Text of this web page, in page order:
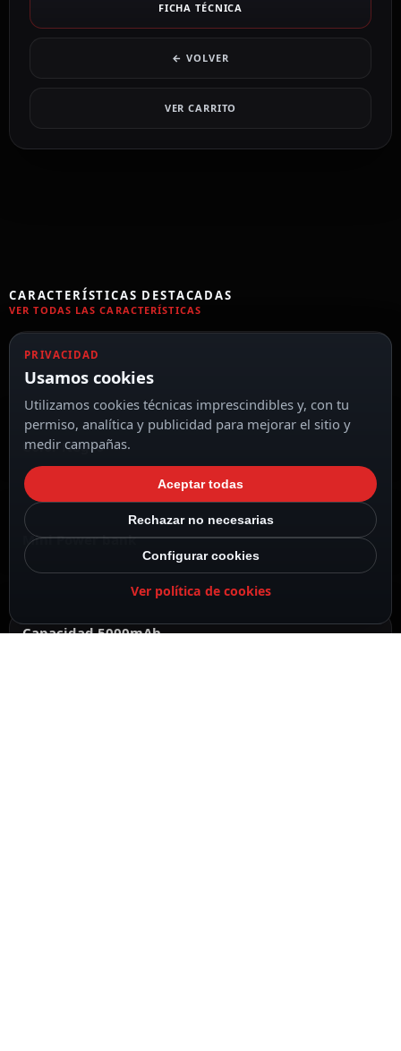
FICHA TÉCNICA
← VOLVER
VER CARRITO
CARACTERÍSTICAS DESTACADAS
VER TODAS LAS CARACTERÍSTICAS
Anker
Color Negro
Mini Power bank
Capacidad 5000mAh
PRIVACIDAD
Usamos cookies
Utilizamos cookies técnicas imprescindibles y, con tu
permiso, analítica y publicidad para mejorar el sitio y
medir campañas.
Aceptar todas
Rechazar no necesarias
Configurar cookies
Ver política de cookies